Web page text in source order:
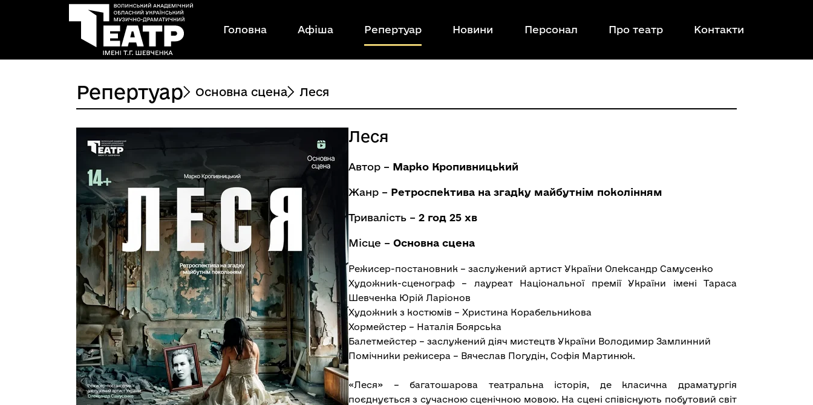
Головна Афіша Репертуар Новини Персонал Про театр Контакти
Репертуар Основна сцена Леся
Леся
Автор – Марко Кропивницький
Жанр – Ретроспектива на згадку майбутнім поколінням
Тривалість – 2 год 25 хв
Місце – Основна сцена
Режисер-постановник – заслужений артист України Олександр Самусенко
Художник-сценограф – лауреат Національної премії України імені Тараса
Шевченка Юрій Ларіонов
Художник з костюмів – Христина Корабельникова
Хормейстер – Наталія Боярська
Балетмейстер – заслужений діяч мистецтв України Володимир Замлинний
Помічники режисера – Вячеслав Погудін, Софія Мартинюк.
«Леся» – багатошарова театральна історія, де класична драматургія
поєднується з сучасною сценічною мовою. На сцені співіснують побутовий світ